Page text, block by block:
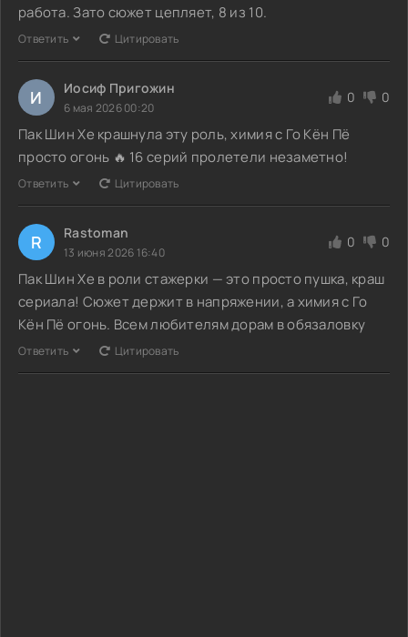
работа. Зато сюжет цепляет, 8 из 10.
Ответить Цитировать
И Иосиф Пригожин
6 мая 2026 00:20
0 0
Пак Шин Хе крашнула эту роль, химия с Го Кён Пё
просто огонь 🔥 16 серий пролетели незаметно!
Ответить Цитировать
R Rastoman
13 июня 2026 16:40
0 0
Пак Шин Хе в роли стажерки — это просто пушка, краш
сериала! Сюжет держит в напряжении, а химия с Го
Кён Пё огонь. Всем любителям дорам в обязаловку
Ответить Цитировать